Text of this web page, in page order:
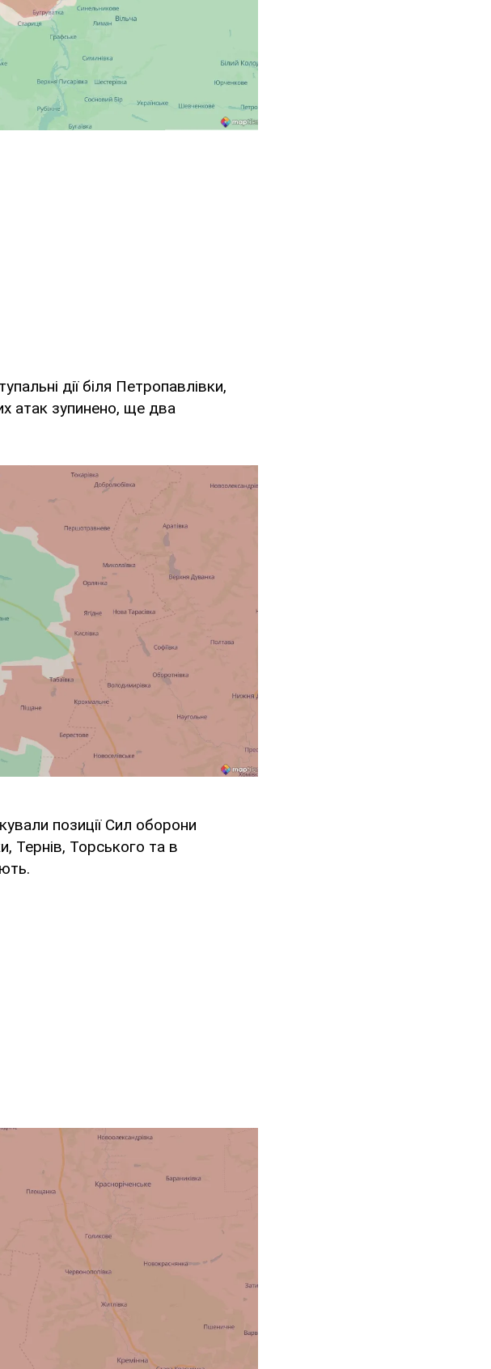
дії біля Петропавлівки,
атак зупинено, ще два
позиції Сил оборони
Тернів, Торського та в